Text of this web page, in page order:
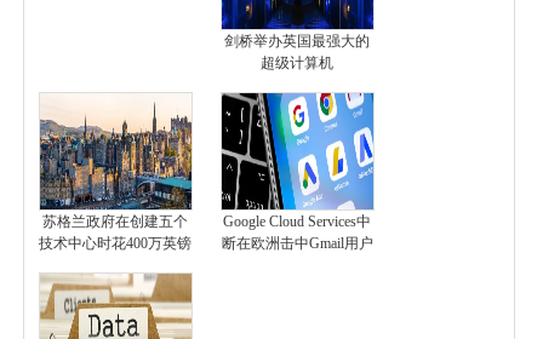
剑桥举办英国最强大的
超级计算机
苏格兰政府在创建五个
技术中心时花400万英镑
Google Cloud Services中
断在欧洲击中Gmail用户